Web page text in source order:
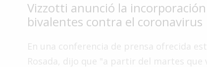
General
Deportes
Vizzotti anunció la
bivalentes contra el coronavirus
En una conferencia de prensa ofrecida
Rosada, dijo que "a partir del martes que